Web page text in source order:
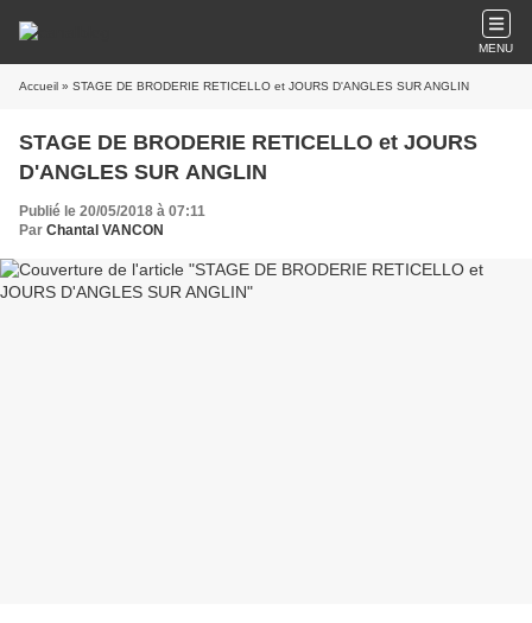
MENU
Accueil » STAGE DE BRODERIE RETICELLO et JOURS D'ANGLES SUR ANGLIN
STAGE DE BRODERIE RETICELLO et JOURS
D'ANGLES SUR ANGLIN
Publié le 20/05/2018 à 07:11
Par Chantal VANCON